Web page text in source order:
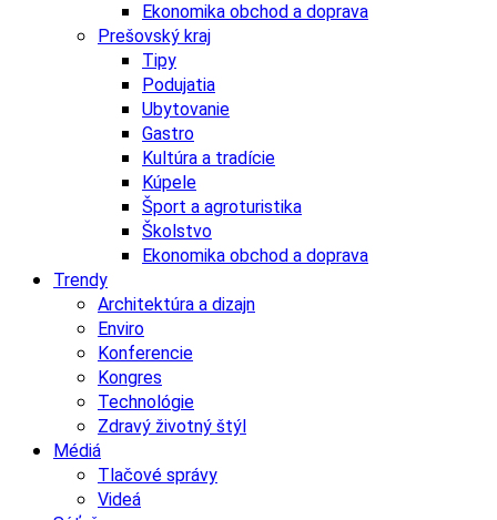
Ekonomika obchod a doprava
Prešovský kraj
Tipy
Podujatia
Ubytovanie
Gastro
Kultúra a tradície
Kúpele
Šport a agroturistika
Školstvo
Ekonomika obchod a doprava
Trendy
Architektúra a dizajn
Enviro
Konferencie
Kongres
Technológie
Zdravý životný štýl
Médiá
Tlačové správy
Videá